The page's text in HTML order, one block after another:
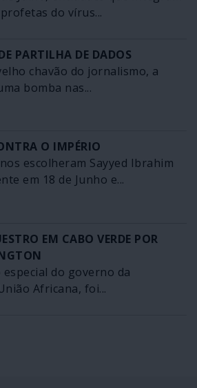
do vírus...
PARTILHA DE DADOS
chavão do jornalismo, a
bomba nas...
O IMPÉRIO
escolheram Sayyed Ibrahim
em 18 de Junho e...
EM CABO VERDE POR
especial do governo da
Africana, foi...